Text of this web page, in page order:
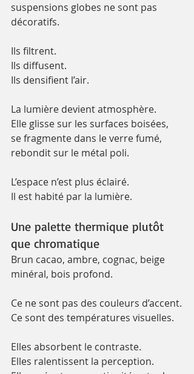
suspensions globes ne sont pas
décoratifs.
Ils filtrent.
Ils diffusent.
Ils densifient l’air.
La lumière devient atmosphère.
Elle glisse sur les surfaces boisées,
se fragmente dans le verre fumé,
rebondit sur le métal poli.
L’espace n’est plus éclairé.
Il est habité par la lumière.
Une palette thermique plutôt
que chromatique
Brun cacao, ambre, cognac, beige
minéral, bois profond.
Ce ne sont pas des couleurs d’accent.
Ce sont des températures visuelles.
Elles absorbent le contraste.
Elles ralentissent la perception.